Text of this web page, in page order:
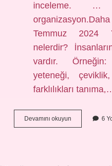
inceleme. …
Temmuz 2024
nelerdir?
vardır.
yeteneği,
farklılıkları
Devamını okuyun
Ve
6